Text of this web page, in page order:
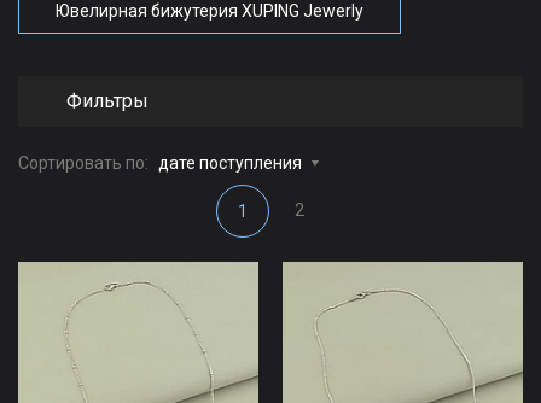
Ювелирная бижутерия XUPING Jewerly
Фильтры
Сортировать по: дате поступления
1 2